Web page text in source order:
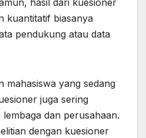
hasil dari kuesioner
kuantitatif biasanya
pendukung atau data
mahasiswa yang sedang
juga sering
dan perusahaan.
dengan kuesioner